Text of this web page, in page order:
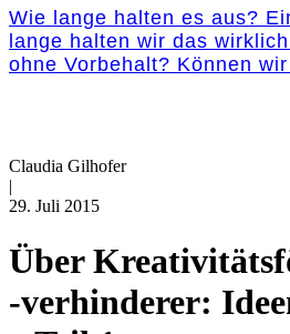
Wie lange halten es aus?
lange halten wir das
ohne Vorbehalt? Können
Claudia Gilhofer
|
29. Juli 2015
Über
-verhinderer: